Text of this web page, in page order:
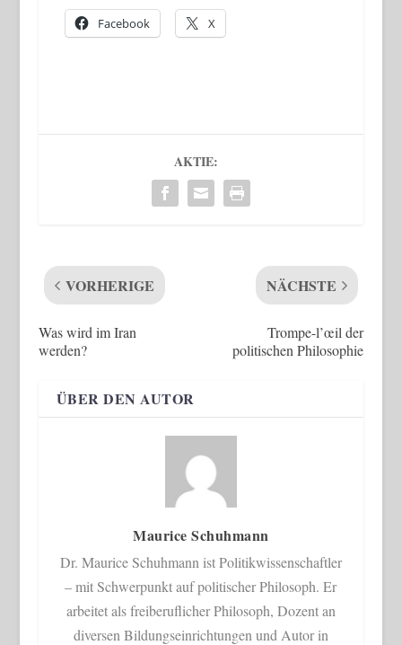
Facebook X
AKTIE:
VORHERIGE
Was wird im Iran
werden?
NÄCHSTE
Trompe-l’œil der
politischen Philosophie
ÜBER DEN AUTOR
Maurice Schuhmann
Dr. Maurice Schuhmann ist Politikwissenschaftler
– mit Schwerpunkt auf politischer Philosoph. Er
arbeitet als freiberuflicher Philosoph, Dozent an
diversen Bildungseinrichtungen und Autor in